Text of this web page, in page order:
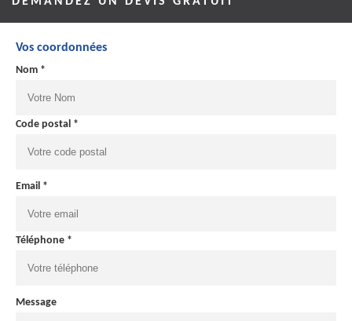
Vos coordonnées
Nom *
Code postal *
Email *
Téléphone *
Message